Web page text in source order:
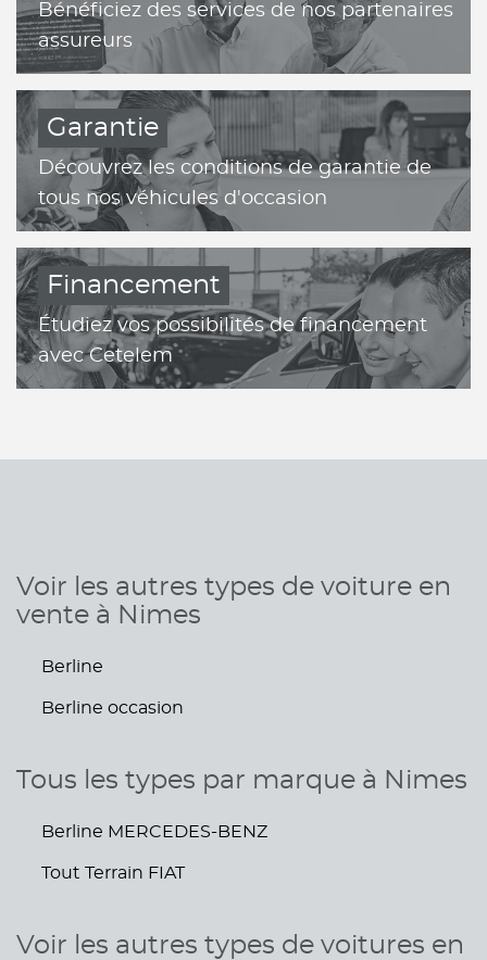
Bénéficiez des services de nos partenaires
assureurs
Garantie
Découvrez les conditions de garantie de
tous nos véhicules d'occasion
Financement
Étudiez vos possibilités de financement
avec Cetelem
Voir les autres types de voiture en
vente à Nimes
Berline
Berline occasion
Tous les types par marque à Nimes
Berline MERCEDES-BENZ
Tout Terrain FIAT
Voir les autres types de voitures en